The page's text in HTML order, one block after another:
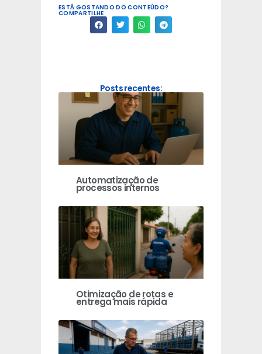
ESTÁ GOSTANDO DO CONTEÚDO?
COMPARTILHE
Posts recentes:
Automatização de
processos internos
Otimização de rotas e
entrega mais rápida